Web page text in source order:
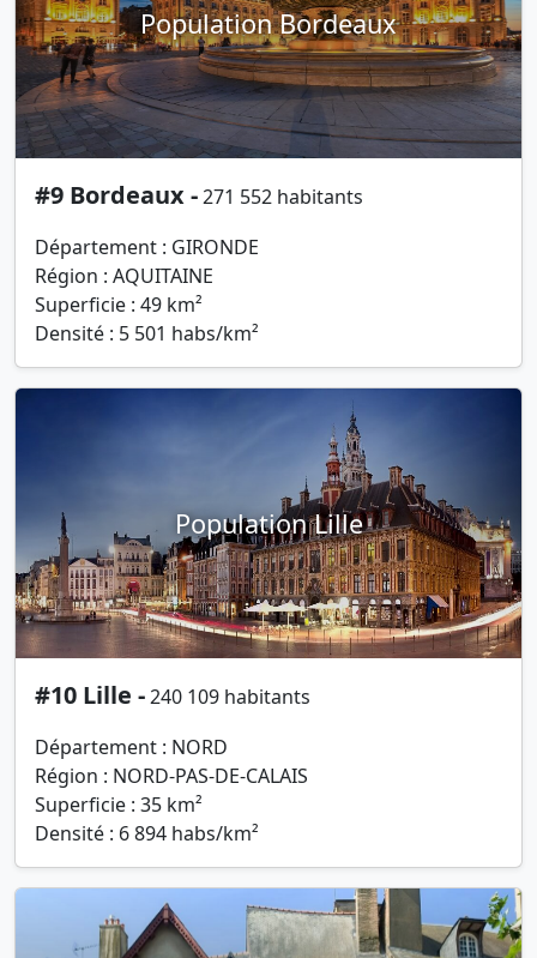
Population Bordeaux
#9 Bordeaux -271 552 habitants
Département : GIRONDE
Région : AQUITAINE
Superficie : 49 km²
Densité : 5 501 habs/km²
Population Lille
#10 Lille -240 109 habitants
Département : NORD
Région : NORD-PAS-DE-CALAIS
Superficie : 35 km²
Densité : 6 894 habs/km²